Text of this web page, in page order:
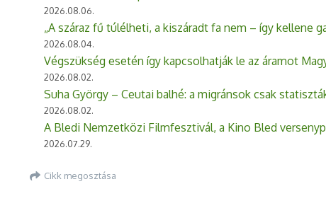
2026.08.06.
„A száraz fű túlélheti, a kiszáradt fa nem – így kellene
2026.08.04.
Végszükség esetén így kapcsolhatják le az áramot
2026.08.02.
Suha György – Ceutai balhé: a migránsok csak
2026.08.02.
A Bledi Nemzetközi Filmfesztivál, a Kino Bled
2026.07.29.
Cikk megosztása